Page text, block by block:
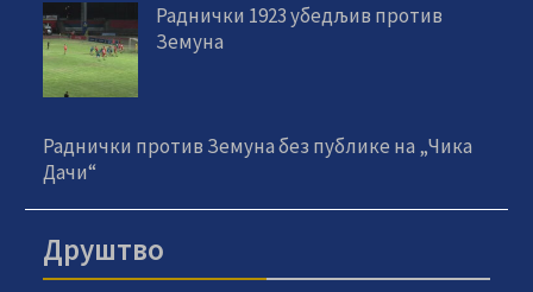
Раднички 1923 убедљив против
Земуна
Раднички против Земуна без публике на „Чика
Дачи“
Друштво